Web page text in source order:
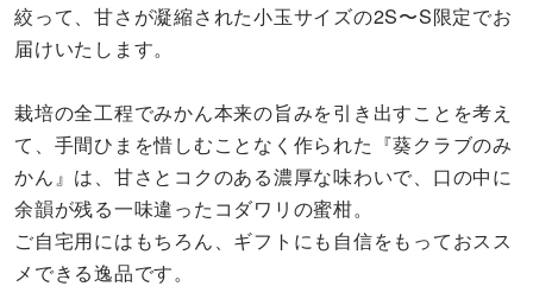
絞って、甘さが凝縮された小玉サイズの2S〜S限定でお
届けいたします。
栽培の全工程でみかん本来の旨みを引き出すことを考え
て、手間ひまを惜しむことなく作られた『葵クラブのみ
かん』は、甘さとコクのある濃厚な味わいで、口の中に
余韻が残る一味違ったコダワリの蜜柑。
ご自宅用にはもちろん、ギフトにも自信をもっておスス
メできる逸品です。